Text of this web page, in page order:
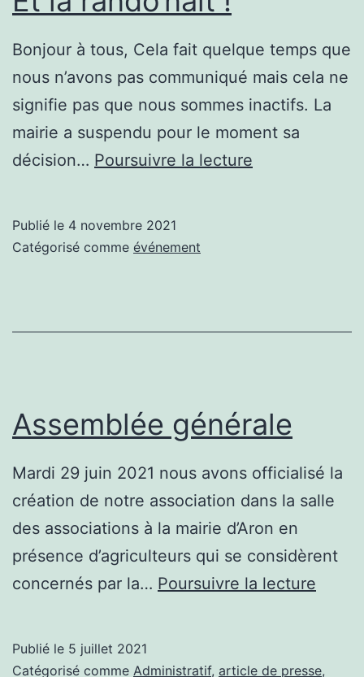
Bonjour à tous, Cela fait quelque temps que
nous n’avons pas communiqué mais cela ne
signifie pas que nous sommes inactifs. La
mairie a suspendu pour le moment sa
décision… Poursuivre la lecture
Publié le 4 novembre 2021
Catégorisé comme événement
Assemblée générale
Mardi 29 juin 2021 nous avons officialisé la
création de notre association dans la salle
des associations à la mairie d’Aron en
présence d’agriculteurs qui se considèrent
concernés par la… Poursuivre la lecture
Publié le 5 juillet 2021
Catégorisé comme Administratif, article de presse,